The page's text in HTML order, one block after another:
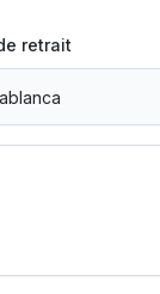
retrait